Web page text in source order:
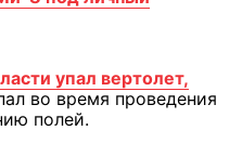
упал вертолет,
во время проведения
полей.